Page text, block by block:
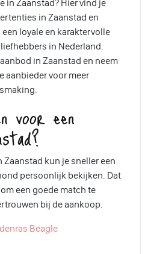
in Zaanstad? Hier vind je
in Zaanstad en
loyale en karaktervolle
in Nederland.
in Zaanstad en neem
aanbieder voor meer
voor een
Zaanstad kun je sneller een
persoonlijk bekijken. Dat
een goede match te
bij de aankoop.
Beagle